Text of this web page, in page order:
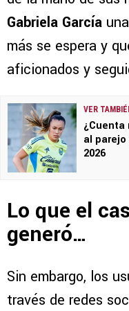
Gabriela García
más se espera y
aficionados y
VER
¿Cuenta
al
2026
Lo que el
generó…
Sin embargo, los
través de redes